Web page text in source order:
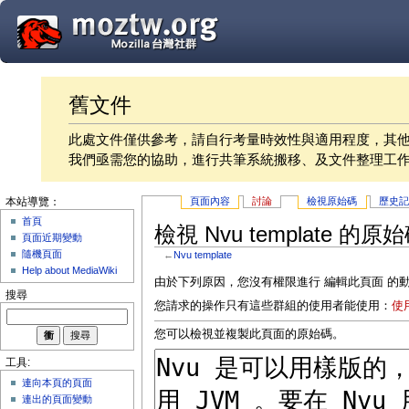
舊文件
此處文件僅供參考，請自行考量時效性與適用程度，其
我們亟需您的協助，進行共筆系統搬移、及文件整理工
頁面內容 討論 檢視原始碼 歷史
檢視 Nvu template 的原始
← Nvu template
由於下列原因，您沒有權限進行 編輯此頁面 的
您請求的操作只有這些群組的使用者能使用： 使
您可以檢視並複製此頁面的原始碼。
本站導覽：
首頁
頁面近期變動
隨機頁面
Help about MediaWiki
搜尋
工具:
連向本頁的頁面
連出的頁面變動